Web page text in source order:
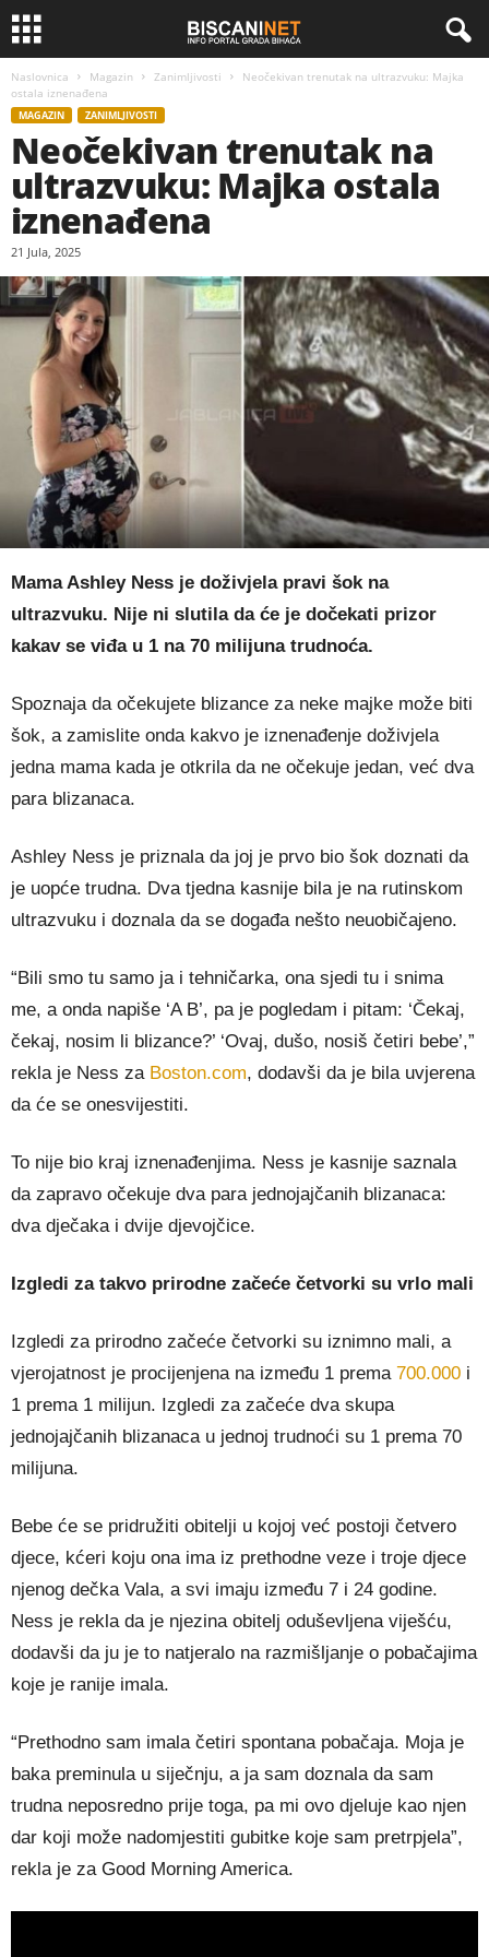
Naslovnica Magazin Zanimljivosti
Neočekivan trenutak na ultrazvuku: Majka
ostala iznenađena
MAGAZIN ZANIMLJIVOSTI
Neočekivan trenutak na
ultrazvuku: Majka ostala
iznenađena
21 Jula, 2025
Mama Ashley Ness je doživjela pravi šok na
ultrazvuku. Nije ni slutila da će je dočekati prizor
kakav se viđa u 1 na 70 milijuna trudnoća.
Spoznaja da očekujete blizance za neke majke može biti
šok, a zamislite onda kakvo je iznenađenje doživjela
jedna mama kada je otkrila da ne očekuje jedan, već dva
para blizanaca.
Ashley Ness je priznala da joj je prvo bio šok doznati da
je uopće trudna. Dva tjedna kasnije bila je na rutinskom
ultrazvuku i doznala da se događa nešto neuobičajeno.
“Bili smo tu samo ja i tehničarka, ona sjedi tu i snima
me, a onda napiše ‘A B’, pa je pogledam i pitam: ‘Čekaj,
čekaj, nosim li blizance?’ ‘Ovaj, dušo, nosiš četiri bebe’,”
rekla je Ness za Boston.com, dodavši da je bila uvjerena
da će se onesvijestiti.
To nije bio kraj iznenađenjima. Ness je kasnije saznala
da zapravo očekuje dva para jednojajčanih blizanaca:
dva dječaka i dvije djevojčice.
Izgledi za takvo prirodne začeće četvorki su vrlo mali
Izgledi za prirodno začeće četvorki su iznimno mali, a
vjerojatnost je procijenjena na između 1 prema 700.000 i
1 prema 1 milijun. Izgledi za začeće dva skupa
jednojajčanih blizanaca u jednoj trudnoći su 1 prema 70
milijuna.
Bebe će se pridružiti obitelji u kojoj već postoji četvero
djece, kćeri koju ona ima iz prethodne veze i troje djece
njenog dečka Vala, a svi imaju između 7 i 24 godine.
Ness je rekla da je njezina obitelj oduševljena viješću,
dodavši da ju je to natjeralo na razmišljanje o pobačajima
koje je ranije imala.
“Prethodno sam imala četiri spontana pobačaja. Moja je
baka preminula u siječnju, a ja sam doznala da sam
trudna neposredno prije toga, pa mi ovo djeluje kao njen
dar koji može nadomjestiti gubitke koje sam pretrpjela”,
rekla je za Good Morning America.